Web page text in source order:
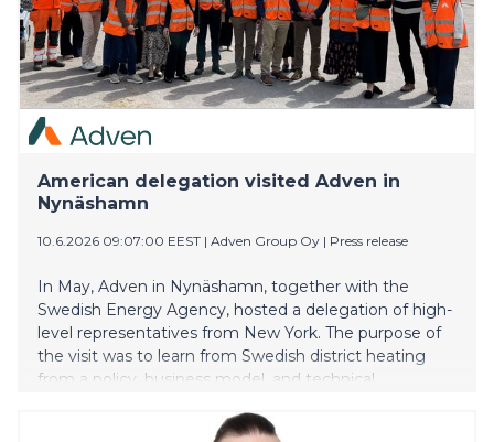
American delegation visited Adven in
Nynäshamn
10.6.2026 09:07:00 EEST | Adven Group Oy | Press release
In May, Adven in Nynäshamn, together with the
Swedish Energy Agency, hosted a delegation of high-
level representatives from New York. The purpose of
the visit was to learn from Swedish district heating
from a policy, business model, and technical